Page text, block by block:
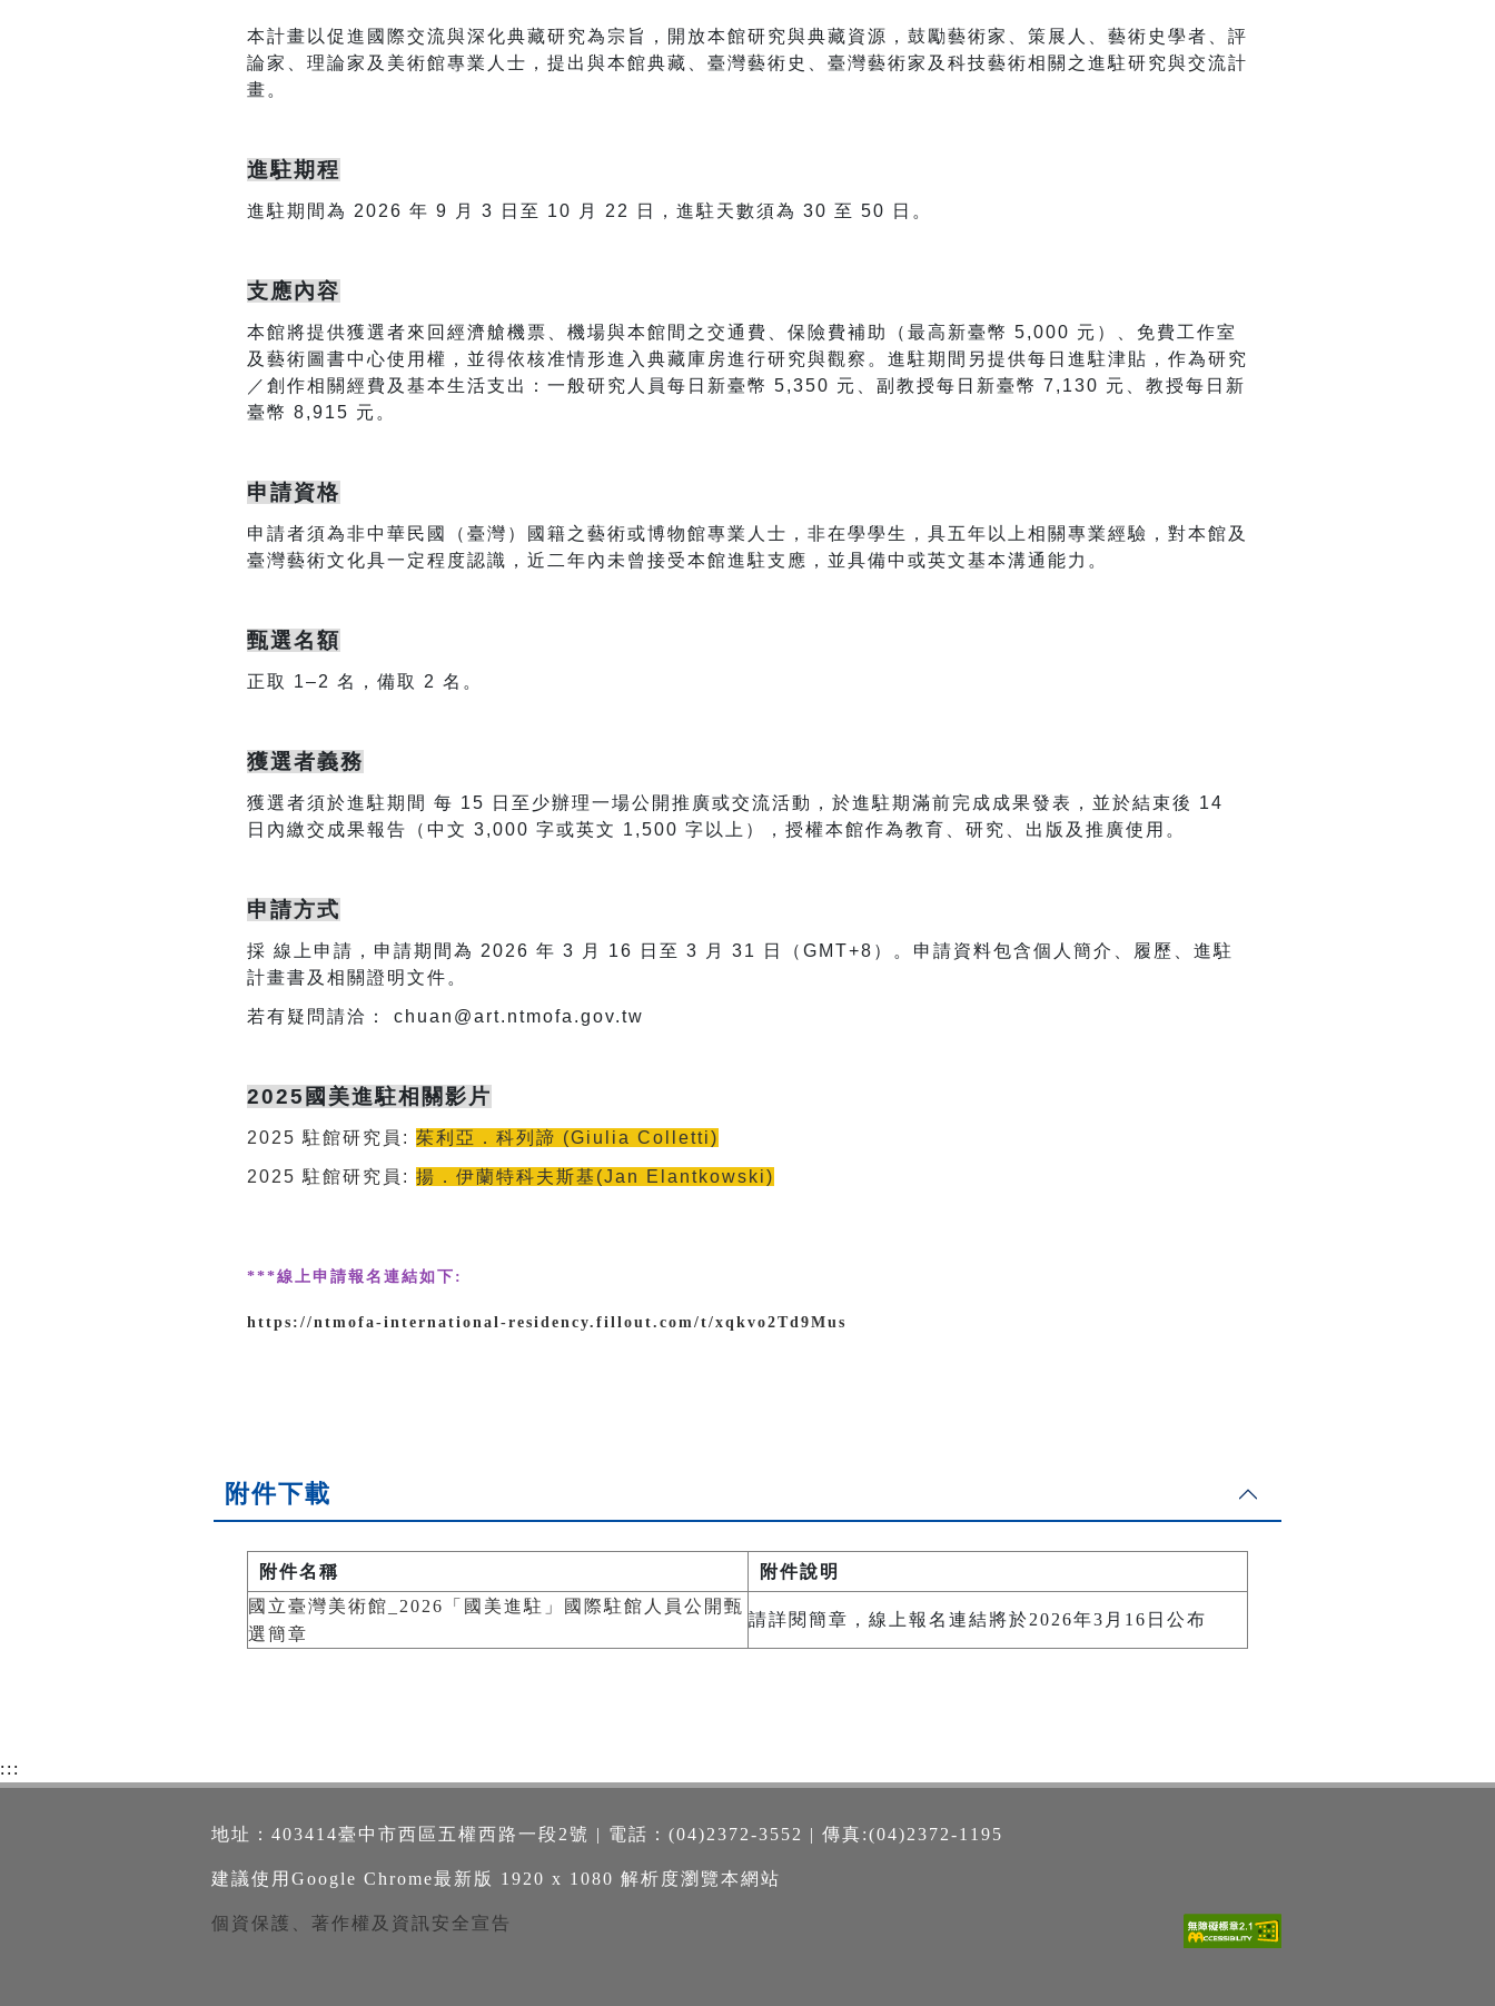
本計畫以促進國際交流與深化典藏研究為宗旨，開放本館研究與典藏資源，鼓勵藝術家、策展人、藝術史學者、評
論家、理論家及美術館專業人士，提出與本館典藏、臺灣藝術史、臺灣藝術家及科技藝術相關之進駐研究與交流計
畫。
進駐期程
進駐期間為 2026 年 9 月 3 日至 10 月 22 日，進駐天數須為 30 至 50 日。
支應內容
本館將提供獲選者來回經濟艙機票、機場與本館間之交通費、保險費補助（最高新臺幣 5,000 元）、免費工作室
及藝術圖書中心使用權，並得依核准情形進入典藏庫房進行研究與觀察。進駐期間另提供每日進駐津貼，作為研究
／創作相關經費及基本生活支出：一般研究人員每日新臺幣 5,350 元、副教授每日新臺幣 7,130 元、教授每日新
臺幣 8,915 元。
申請資格
申請者須為非中華民國（臺灣）國籍之藝術或博物館專業人士，非在學學生，具五年以上相關專業經驗，對本館及
臺灣藝術文化具一定程度認識，近二年內未曾接受本館進駐支應，並具備中或英文基本溝通能力。
甄選名額
正取 1–2 名，備取 2 名。
獲選者義務
獲選者須於進駐期間 每 15 日至少辦理一場公開推廣或交流活動，於進駐期滿前完成成果發表，並於結束後 14
日內繳交成果報告（中文 3,000 字或英文 1,500 字以上），授權本館作為教育、研究、出版及推廣使用。
申請方式
採 線上申請，申請期間為 2026 年 3 月 16 日至 3 月 31 日（GMT+8）。申請資料包含個人簡介、履歷、進駐
計畫書及相關證明文件。
若有疑問請洽： chuan@art.ntmofa.gov.tw
2025國美進駐相關影片
2025 駐館研究員 : 茱利亞．科列諦 (Giulia Colletti)
2025 駐館研究員 : 揚．伊蘭特科夫斯基 (Jan Elantkowski)
***線上申請報名連結如下:
https://ntmofa-international-residency.fillout.com/t/xqkvo2Td9Mus
附件下載
附件名稱
附件說明
國立臺灣美術館_2026「國美進駐」國際駐館人員公開甄
選簡章
請詳閱簡章，線上報名連結將於2026年3月16日公布
:::
地址：403414臺中市西區五權西路一段2號 | 電話：(04)2372-3552 | 傳真:(04)2372-1195
建議使用Google Chrome最新版 1920 x 1080 解析度瀏覽本網站
個資保護、著作權及資訊安全宣告